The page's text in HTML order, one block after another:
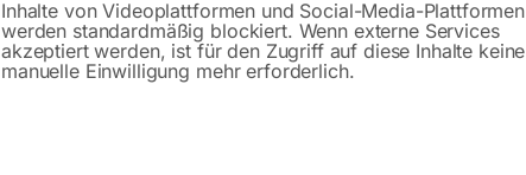
Inhalte von Videoplattformen und Social-Media-Plattformen
werden standardmäßig blockiert. Wenn externe Services
akzeptiert werden, ist für den Zugriff auf diese Inhalte keine
manuelle Einwilligung mehr erforderlich.